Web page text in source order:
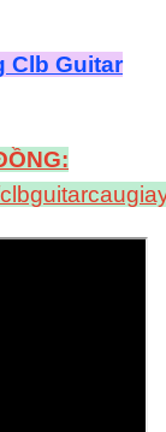
Clb Guitar